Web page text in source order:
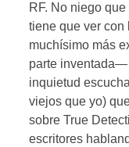
RF. No niego
tiene que ver con
muchísimo más
parte inventada—
inquietud
viejos que yo)
sobre True
escritores